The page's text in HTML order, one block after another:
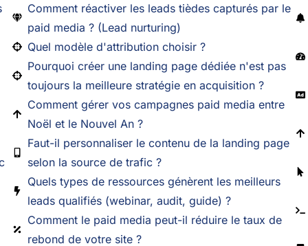
Comment réactiver les leads tièdes capturés par le
paid media ? (Lead nurturing)
Quel modèle d'attribution choisir ?
Pourquoi créer une landing page dédiée n'est pas
toujours la meilleure stratégie en acquisition ?
Comment gérer vos campagnes paid media entre
Noël et le Nouvel An ?
Faut-il personnaliser le contenu de la landing page
selon la source de trafic ?
Quels types de ressources génèrent les meilleurs
leads qualifiés (webinar, audit, guide) ?
Comment le paid media peut-il réduire le taux de
rebond de votre site ?